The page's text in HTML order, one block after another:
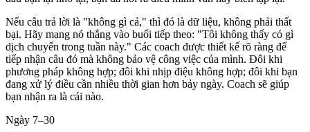
Nếu câu trả lời là "không gì cả," thì đó là dữ liệu, không phải thất
bại. Hãy mang nó thẳng vào buổi tiếp theo: "Tôi không thấy có gì
dịch chuyển trong tuần này." Các coach được thiết kế rõ ràng để
tiếp nhận câu đó mà không bảo vệ công việc của mình. Đôi khi
phương pháp không hợp; đôi khi nhịp điệu không hợp; đôi khi bạn
đang xử lý điều cần nhiều thời gian hơn bảy ngày. Coach sẽ giúp
bạn nhận ra là cái nào.
Ngày 7–30